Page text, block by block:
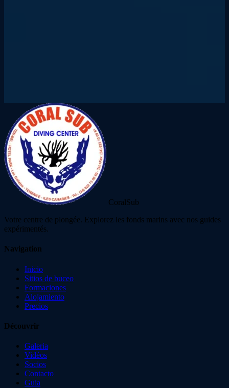
CoralSub
Votre centre de plongée. Explorez les fonds marins avec nos guides
expérimentés.
Navigation
Inicio
Sitios de buceo
Formaciones
Alojamiento
Precios
Découvrir
Galeria
Vidéos
Socios
Contacto
Guia